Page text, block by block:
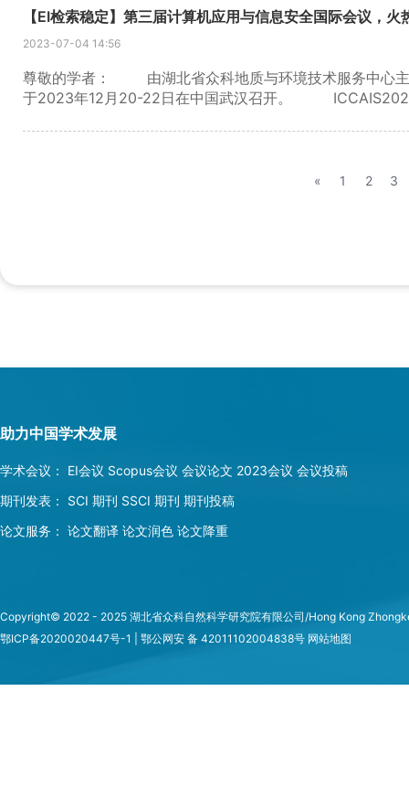
度选择性的技术计划，包括提交的论文、一小部分来自该
的研究的海报会议。将针对新兴主题举行重点主题演讲和
见。 截稿日期：2023年12月14日 ICPEM邀请作者
专家进行同行评审，评审结果将在7-14个工作日内发送给
Compendex、Scopus、Inspec等。 更多信息可在
【EI检索稳定】第三届计算机应用与信息安全国际会议，火
2023-07-04 14:56
尊敬的学者： 由湖北省众科地质与环境技术服务中心主
于2023年12月20-22日在中国武汉召开。 ICCAIS2023
SCOPUS等。 所有被 ICCAIS 2022 接受的论文均已
« 1 2 3
助力中国学术发展
学术会议： EI会议 Scopus会议 会议论文 2023会议 会议投稿
期刊发表：
SCI 期刊 SSCI 期刊 期刊投稿
论文服务： 论文翻译 论文润色 论文降重
Copyright© 2022 - 2025 湖北省众科自然科学研究院有限公司/Hong Kong
鄂ICP备2020020447号-1 | 鄂公网安 备 42011102004838号 网站地图